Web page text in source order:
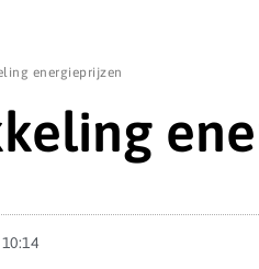
energieprijzen
10:14